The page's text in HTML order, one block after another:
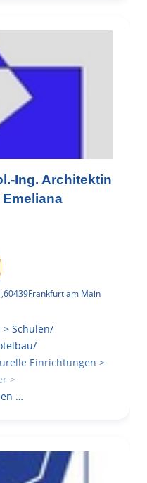
Ing. Architektin
,60439Frankfurt am Main
Schulen/
Einrichtungen >
>
…